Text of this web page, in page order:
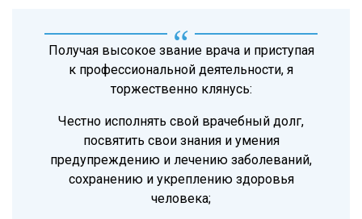
Получая высокое звание врача и приступая
к профессиональной деятельности, я
торжественно клянусь:
Честно исполнять свой врачебный долг,
посвятить свои знания и умения
предупреждению и лечению заболеваний,
сохранению и укреплению здоровья
человека;